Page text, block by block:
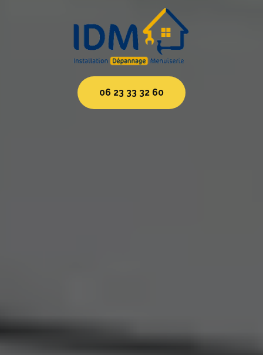
06 23 33 32 60